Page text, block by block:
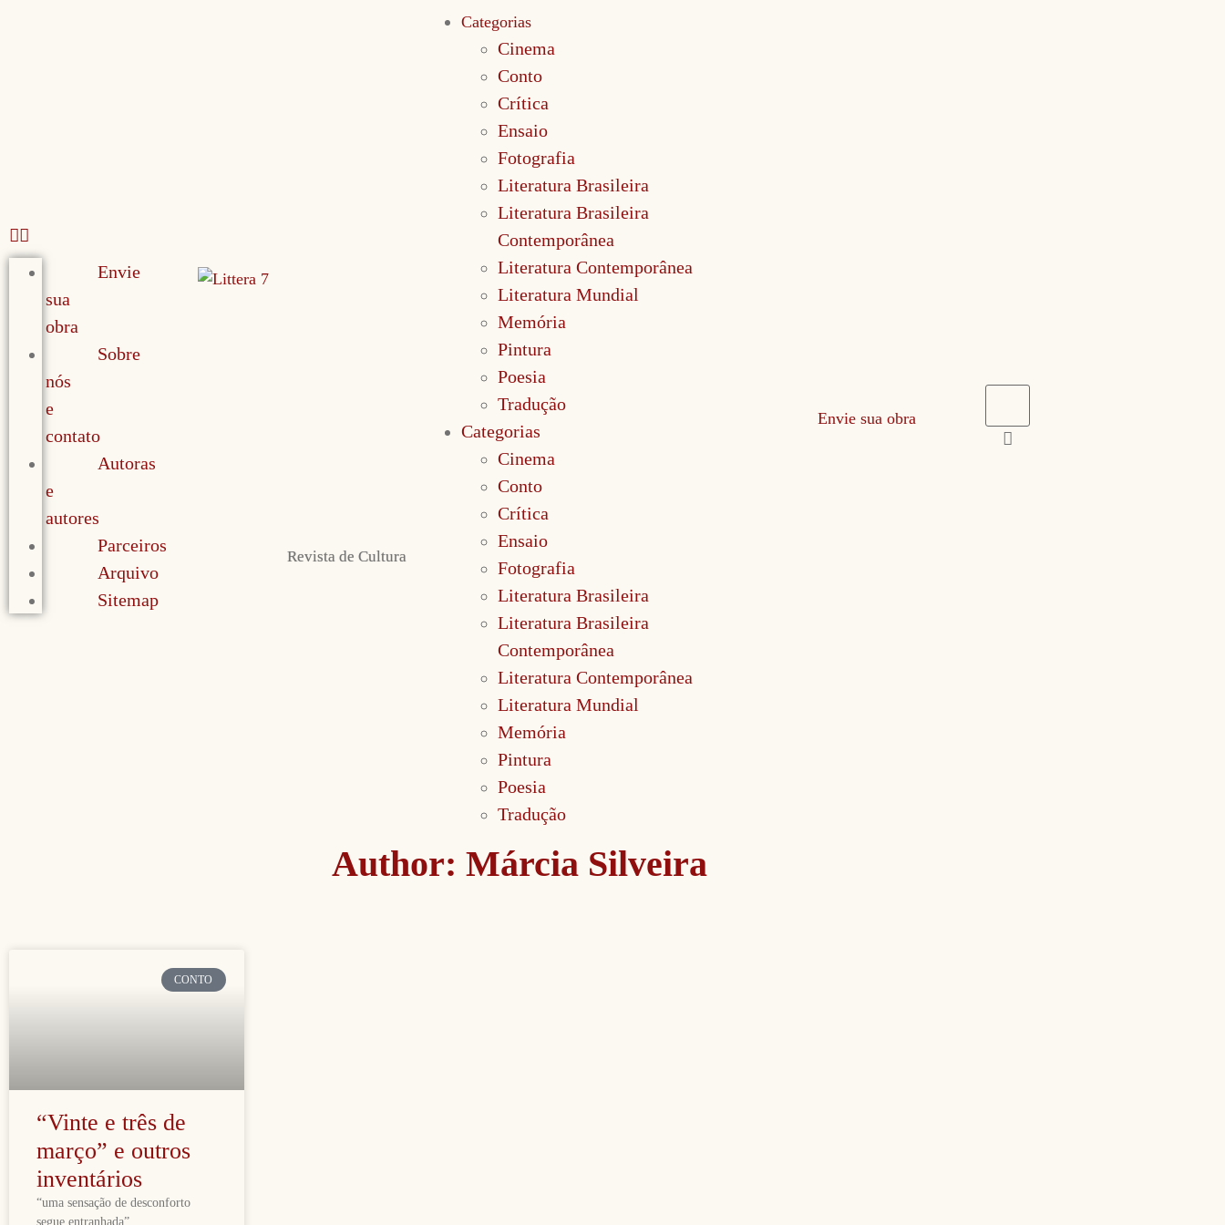
Envie
sua
obra
Sobre
nós
e
contato
Autoras
e
autores
Parceiros
Arquivo
Sitemap
Revista de Cultura
Categorias
Cinema
Conto
Crítica
Ensaio
Fotografia
Literatura Brasileira
Literatura Brasileira
Contemporânea
Literatura Contemporânea
Literatura Mundial
Memória
Pintura
Poesia
Tradução
Categorias
Cinema
Conto
Crítica
Ensaio
Fotografia
Literatura Brasileira
Literatura Brasileira
Contemporânea
Literatura Contemporânea
Literatura Mundial
Memória
Pintura
Poesia
Tradução
Envie sua obra
Author: Márcia Silveira
CONTO
“Vinte e três de
março” e outros
inventários
“uma sensação de desconforto
segue entranhada”